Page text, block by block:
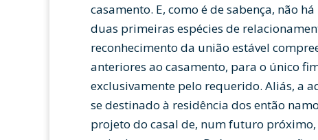
casamento. E, como é de sabença, não
duas primeiras espécies de
reconhecimento da união estável
anteriores ao casamento, para o único
exclusivamente pelo requerido. Aliás, a
se destinado à residência dos então
projeto do casal de, num futuro